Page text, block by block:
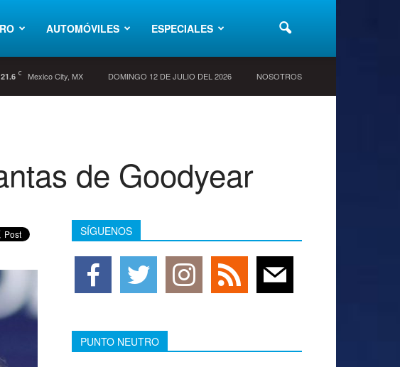
AUTOMÓVILES ESPECIALES
21.6 C Mexico City, MX DOMINGO 12 DE JULIO DEL 2026 NOSOTROS
de Goodyear
SÍGUENOS
PUNTO NEUTRO